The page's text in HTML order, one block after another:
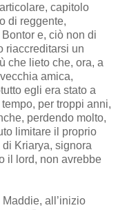
capitolo
di reggente,
e, ciò non di
riaccreditarsi un
che lieto che, ora, a
amica,
egli era stato a
per troppi anni,
perdendo molto,
limitare il proprio
Kriarya, signora
il lord, non avrebbe
all’inizio